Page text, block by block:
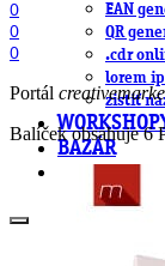
EAN
QR
.cdr
lorem
zistiť
BAZÁR
0
0
0
Portál
Balíček obsahuje 6